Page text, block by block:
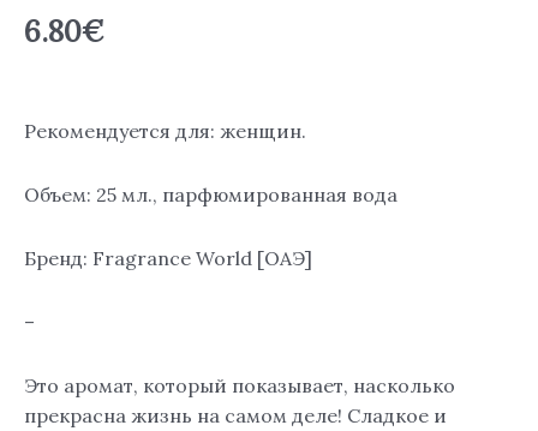
6.80€
Рекомендуется для: женщин.
Объем: 25 мл., парфюмированная вода
Бренд: Fragrance World [ОАЭ]
–
Это аромат, который показывает, насколько
прекрасна жизнь на самом деле! Сладкое и